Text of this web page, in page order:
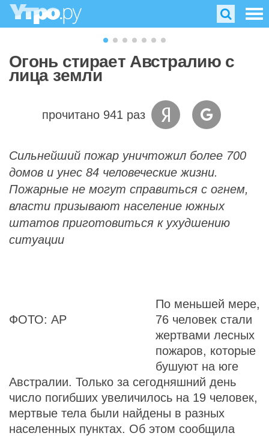
Огонь стирает Австралию с
лица земли
прочитано 941 раз
Сильнейший пожар уничтожил более 700
домов и унес 84 человеческие жизни.
Пожарные не могут справиться с огнем,
власти призывают население южных
штатов приготовиться к ухудшению
ситуации
ФОТО: АР
По меньшей мере,
76 человек стали
жертвами лесных
пожаров, которые
бушуют на юге
Австралии. Только за сегодняшний день
число погибших увеличилось на 19 человек,
мертвые тела были найдены в разных
населенных пунктах. Об этом сообщила